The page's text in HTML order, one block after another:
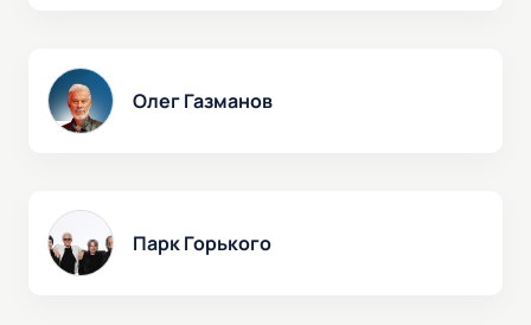
Олег Газманов
Парк Горького